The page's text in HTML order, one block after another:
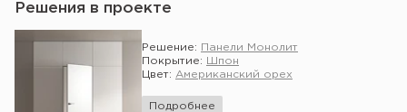
Решения в проекте
Решение:
Панели Монолит
Покрытие:
Шпон
Цвет: Американский орех
Подробнее